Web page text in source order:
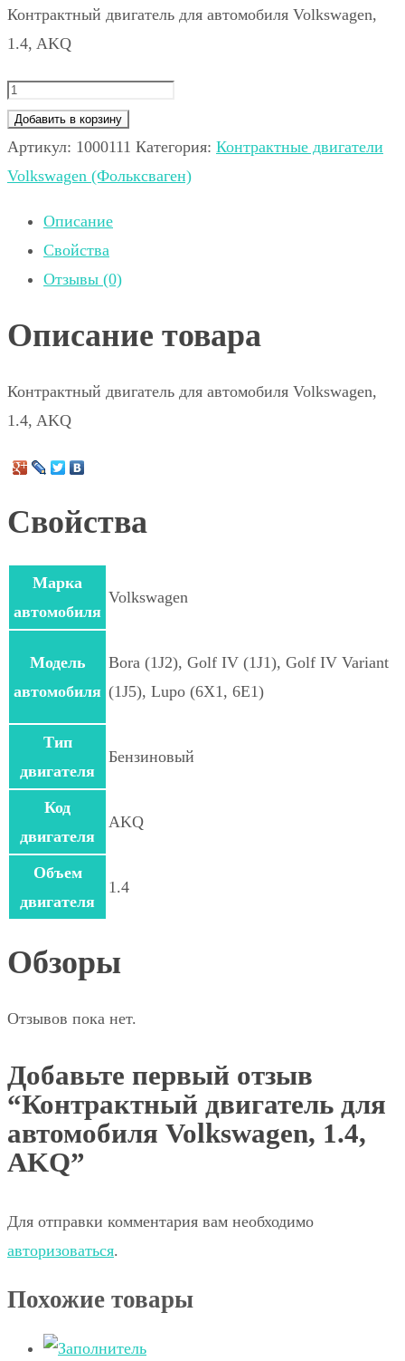
Контрактный двигатель для автомобиля Volkswagen,
1.4, AKQ
Добавить в корзину
Артикул: 1000111 Категория: Контрактные двигатели
Volkswagen (Фольксваген)
Описание
Свойства
Отзывы (0)
Описание товара
Контрактный двигатель для автомобиля Volkswagen,
1.4, AKQ
Свойства
Марка
автомобиля
Volkswagen
Модель
автомобиля
Bora (1J2), Golf IV (1J1), Golf IV Variant
(1J5), Lupo (6X1, 6E1)
Тип
двигателя
Бензиновый
Код
двигателя
AKQ
Объем
двигателя
1.4
Обзоры
Отзывов пока нет.
Добавьте первый отзыв
“Контрактный двигатель для
автомобиля Volkswagen, 1.4,
AKQ”
Для отправки комментария вам необходимо
авторизоваться.
Похожие товары